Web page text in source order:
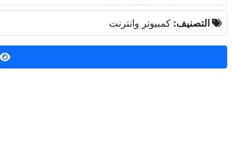
التصنيف: كمبيوتر وانترنت